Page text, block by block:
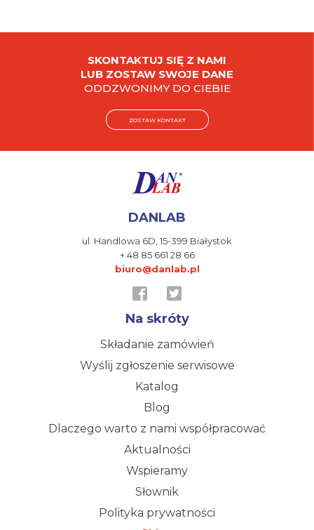
SKONTAKTUJ SIĘ Z NAMI
LUB ZOSTAW SWOJE DANE
ODDZWONIMY DO CIEBIE
ZOSTAW KONTAKT
DANLAB
ul. Handlowa 6D,15-399 Białystok
+ 48 85 661 28 66
biuro@danlab.pl
Na skróty
Składanie zamówień
Wyślij zgłoszenie serwisowe
Katalog
Blog
Dlaczego warto z nami współpracować
Aktualności
Wspieramy
Słownik
Polityka prywatności